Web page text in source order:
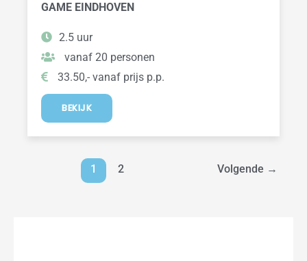
GAME EINDHOVEN
2.5 uur
vanaf 20 personen
33.50,- vanaf prijs p.p.
BEKIJK
1 2 Volgende →